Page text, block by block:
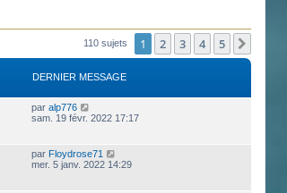
110 sujets 1 2 3 4 5
DERNIER MESSAGE
par alp776
sam. 19 févr. 2022 17:17
par Floydrose71
mer. 5 janv. 2022 14:29